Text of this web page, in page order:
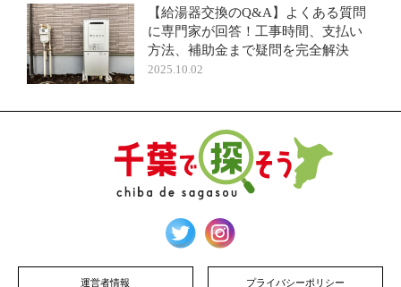
【給湯器交換のQ&A】よくある質問
に専門家が回答！工事時間、支払い
方法、補助金まで疑問を完全解決
2025.10.02
運営者情報 プライバシーポリシー